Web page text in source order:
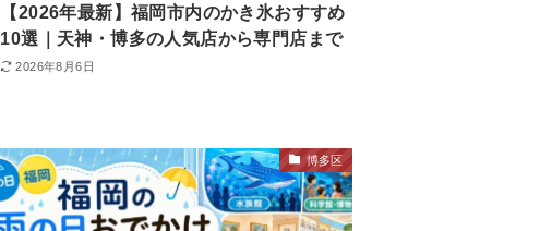
【2026年最新】福岡市内のかき氷おすすめ
10選｜天神・博多の人気店から専門店まで
2026年8月6日
博多区